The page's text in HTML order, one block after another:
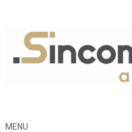
content
MENU